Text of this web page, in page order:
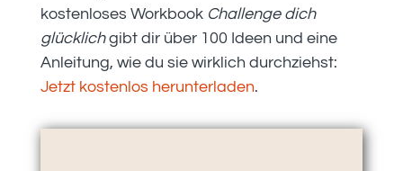
kostenloses Workbook Challenge dich
glücklichgibt dir über 100 Ideen und eine
Anleitung, wie du sie wirklich durchziehst:
Jetzt kostenlos herunterladen.